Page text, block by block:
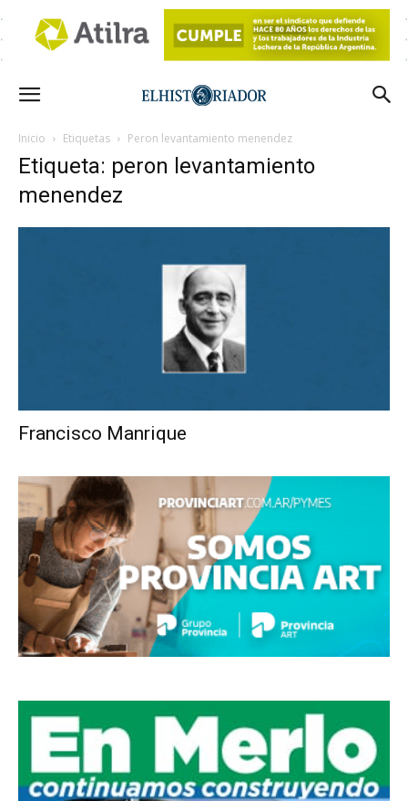
Inicio Etiquetas Peron levantamiento menendez
Etiqueta: peron levantamiento
menendez
Francisco Manrique